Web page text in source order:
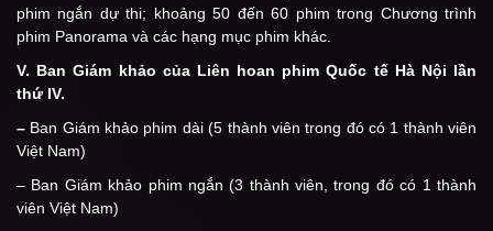
phim ngắn dự thi; khoảng 50 đến 60 phim trong Chương trình
phim Panorama và các hạng mục phim khác.
V. Ban Giám khảo của Liên hoan phim Quốc tế Hà Nội lần
thứ IV.
– Ban Giám khảo phim dài (5 thành viên trong đó có 1 thành viên
Việt Nam)
– Ban Giám khảo phim ngắn (3 thành viên, trong đó có 1 thành
viên Việt Nam)